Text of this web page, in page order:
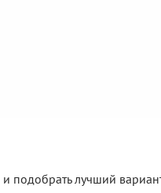
и подобрать лучший